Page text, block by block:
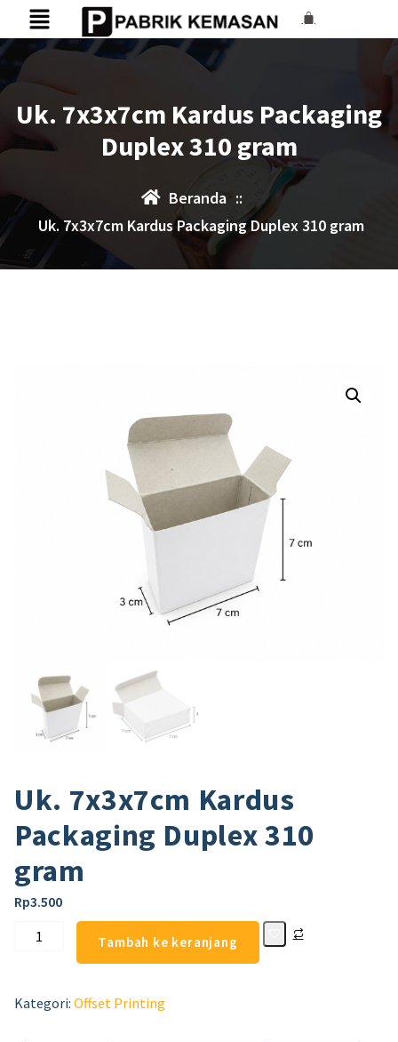
Uk. 7x3x7cm Kardus Packaging
Duplex 310 gram
Beranda ::
Uk. 7x3x7cm Kardus Packaging Duplex 310 gram
Uk. 7x3x7cm Kardus
Packaging Duplex 310
gram
Rp3.500
Tambah ke keranjang
Kategori: Offset Printing